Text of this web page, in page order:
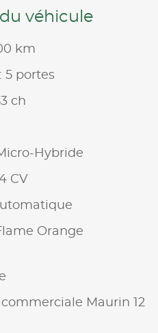
véhicule
km
5 portes
ch
Hybride
CV
Orange
Maurin 12